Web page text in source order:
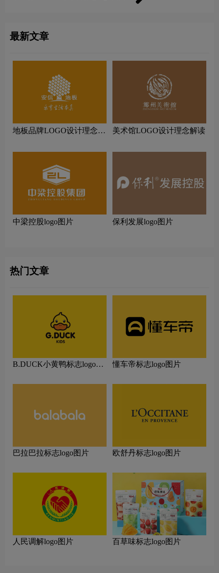
最新文章
地板品牌LOGO设计理念解
美术馆LOGO设计理念解读
中梁控股logo图片 保利发展logo图片
热门文章
B.DUCK小黄鸭标志logo图
懂车帝标志logo图片
巴拉巴拉标志logo图片 欧舒丹标志logo图片
人民调解logo图片 百草味标志logo图片